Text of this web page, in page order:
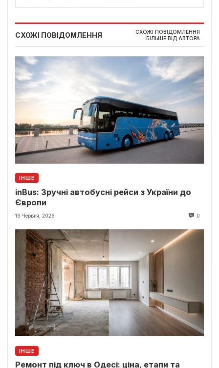
СХОЖІ ПОВІДОМЛЕННЯ
СХОЖІ ПОВІДОМЛЕННЯ
БІЛЬШЕ ВІД АВТОРА
ІНШЕ
inBus: Зручні автобусні рейси з України до
Європи
19 Червня, 2026 0
ІНШЕ
Ремонт під ключ в Одесі: ціна, етапи та